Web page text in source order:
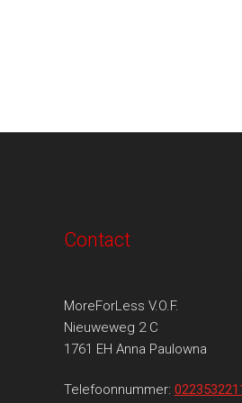
Contact
MoreForLess V.O.F.
Nieuweweg 2 C
1761 EH Anna Paulowna
Telefoonnummer: